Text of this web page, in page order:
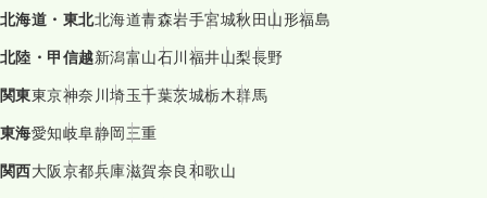
北海道・東北北海道青森岩手宮城秋田山形福島
北陸・甲信越新潟富山石川福井山梨長野
関東東京神奈川埼玉千葉茨城栃木群馬
東海愛知岐阜静岡三重
関西大阪京都兵庫滋賀奈良和歌山